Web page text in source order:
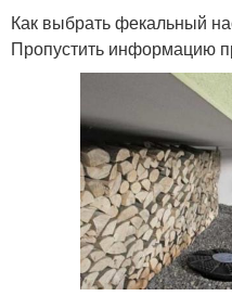
Как выбрать фекальный
Пропустить информацию